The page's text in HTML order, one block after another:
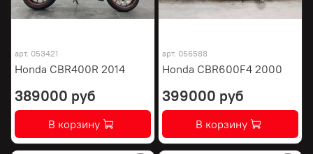
арт. 053421
Honda CBR400R 2014
389000 руб
В корзину
арт. 056588
Honda CBR600F4 2000
399000 руб
В корзину